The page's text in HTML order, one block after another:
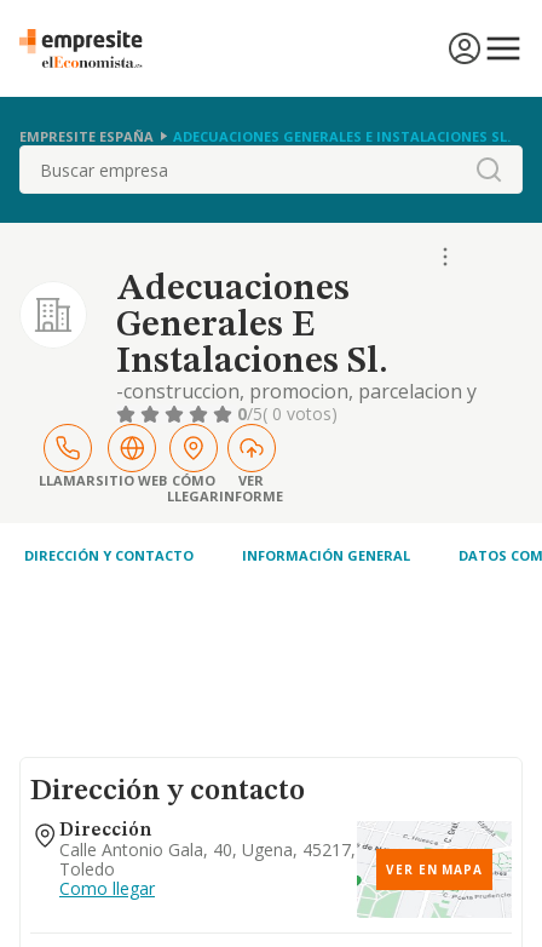
EMPRESITE ESPAÑA ADECUACIONES GENERALES E INSTALACIONES SL.
Buscar
Adecuaciones
Generales E
Instalaciones Sl.
-construccion, promocion, parcelacion y
urbanizaci'n de solares y terrenos; reforma,
compra, venta y alquiler de solares,
terrenos, locales de negocio, viviendas,
plazas de aparcamientos, trasteros y
cualquier otra clase
0/5( 0 votos)
LLAMARSITIO WEB CÓMO
LLEGAR
VER
INFORME
DIRECCIÓN Y CONTACTO INFORMACIÓN GENERAL DATOS
Dirección y contacto
Dirección
Calle Antonio Gala, 40, Ugena, 45217,
Toledo
Como llegar
VER EN MAPA